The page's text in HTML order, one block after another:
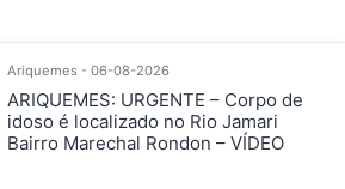
Ariquemes - 06-08-2026
ARIQUEMES: URGENTE – Corpo de
idoso é localizado no Rio Jamari
Bairro Marechal Rondon – VÍDEO